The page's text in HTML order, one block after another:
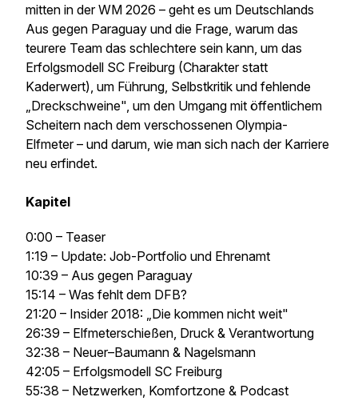
mitten in der WM 2026 – geht es um Deutschlands
Aus gegen Paraguay und die Frage, warum das
teurere Team das schlechtere sein kann, um das
Erfolgsmodell SC Freiburg (Charakter statt
Kaderwert), um Führung, Selbstkritik und fehlende
„Dreckschweine", um den Umgang mit öffentlichem
Scheitern nach dem verschossenen Olympia-
Elfmeter – und darum, wie man sich nach der Karriere
neu erfindet.
Kapitel
0:00 – Teaser
1:19 – Update: Job-Portfolio und Ehrenamt
10:39 – Aus gegen Paraguay
15:14 – Was fehlt dem DFB?
21:20 – Insider 2018: „Die kommen nicht weit"
26:39 – Elfmeterschießen, Druck & Verantwortung
32:38 – Neuer–Baumann & Nagelsmann
42:05 – Erfolgsmodell SC Freiburg
55:38 – Netzwerken, Komfortzone & Podcast